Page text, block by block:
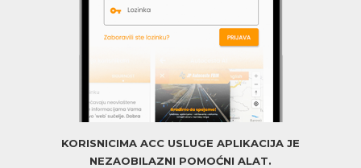
KORISNICIMA ACC USLUGE APLIKACIJA JE
NEZAOBILAZNI POMOĆNI ALAT.